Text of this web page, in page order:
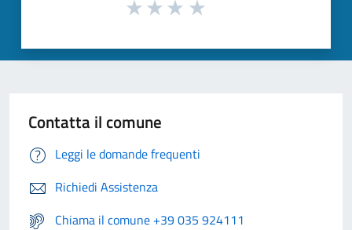
Contatta il comune
Leggi le domande frequenti
Richiedi Assistenza
Chiama il comune +39 035 924111